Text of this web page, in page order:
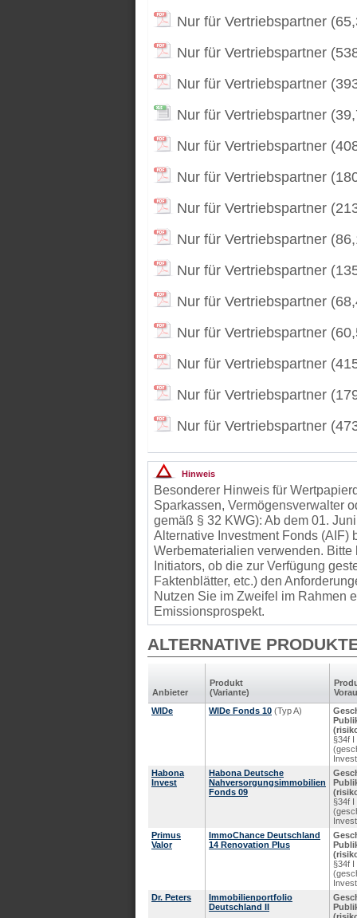
Nur für Vertriebspartner
Nur für Vertriebspartner
Nur für Vertriebspartner
Nur für Vertriebspartner
Nur für Vertriebspartner
Nur für Vertriebspartner
Nur für Vertriebspartner
Nur für Vertriebspartner
Nur für Vertriebspartner
Nur für Vertriebspartner
Nur für Vertriebspartner
Nur für Vertriebspartner
Nur für Vertriebspartner
Nur für Vertriebspartner
Hinweis
Besonderer Hinweis für
Sparkassen, Vermögensverwalter
gemäß § 32 KWG): Ab dem 01.
Alternative Investment Fonds (AIF)
Werbematerialien verwenden.
Initiators, ob die zur Verfügung
Faktenblätter, etc.) den
Nutzen Sie im Zweifel im Rahmen
Emissionsprospekt.
ALTERNATIVE
Anbieter
Produkt
(Variante)
WIDe
WIDe Fonds 10 (Typ A)
§34f
Habona
Invest
Habona Deutsche
Nahversorgungsimmobilien
Fonds 09
§34f
Primus
Valor
ImmoChance Deutschland
14 Renovation Plus
§34f
Dr. Peters
Immobilienportfolio
Deutschland II